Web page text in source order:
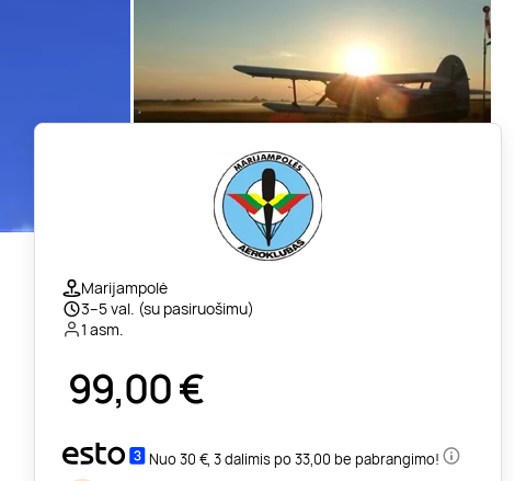
Marijampolė
3–5 val. (su pasiruošimu)
1 asm.
99,00€
Nuo 30 €, 3 dalimis po 33,00 be pabrangimo!